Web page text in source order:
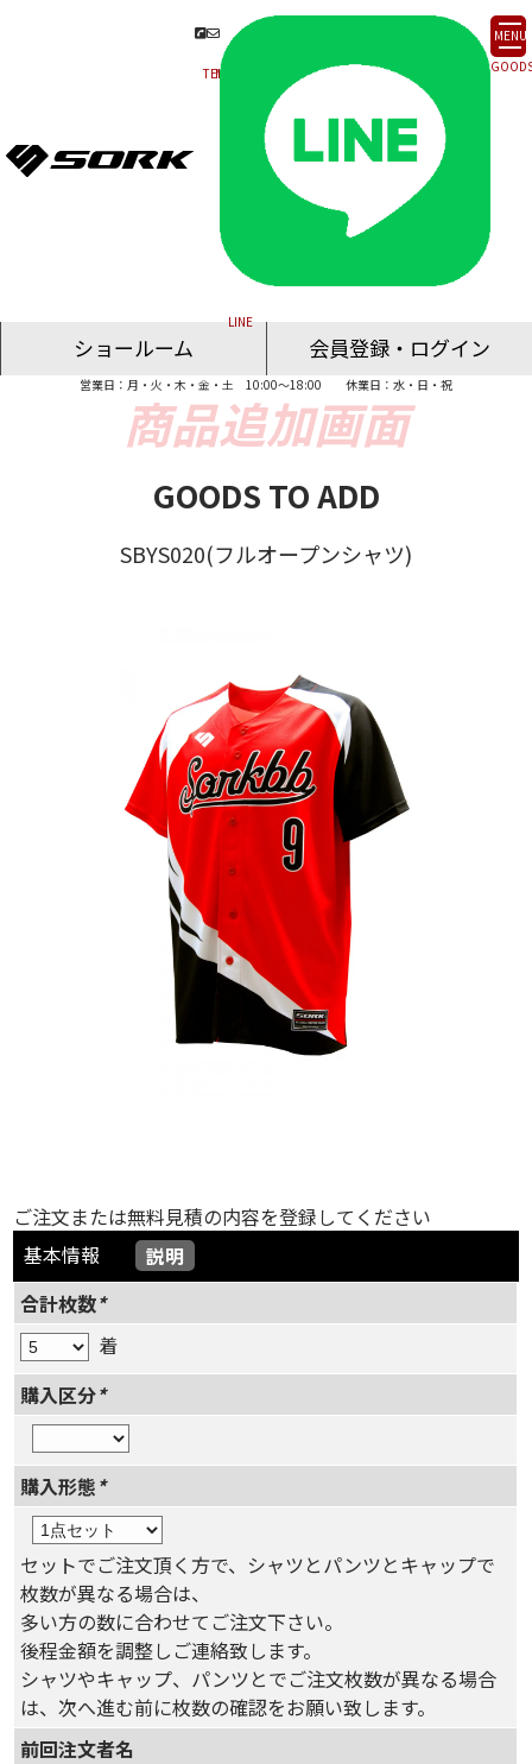
MENU
ショールーム
東京ショールーム
名古屋ショールーム
大阪ショールーム
福岡ショールーム
オンライン相談
会員登録・ログイン
営業日：月・火・木・金・土 10:00～18:00 休業日：水・日・祝
GOODS TO ADD
SBYS020(フルオープンシャツ)
ご注文または無料見積の内容を登録してください
基本情報
説明
合計枚数*
着
購入区分*
購入形態*
セットでご注文頂く方で、シャツとパンツとキャップで
枚数が異なる場合は、
多い方の数に合わせてご注文下さい。
後程金額を調整しご連絡致します。
シャツやキャップ、パンツとでご注文枚数が異なる場合
は、次へ進む前に枚数の確認をお願い致します。
前回注文者名